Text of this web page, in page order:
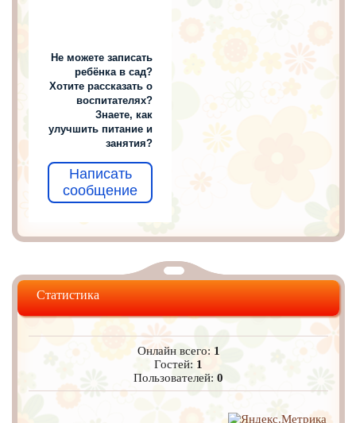
Не можете записать
ребёнка в сад?
Хотите рассказать о
воспитателях?
Знаете, как
улучшить питание и
занятия?
Написать
сообщение
Статистика
Онлайн всего: 1
Гостей: 1
Пользователей:0